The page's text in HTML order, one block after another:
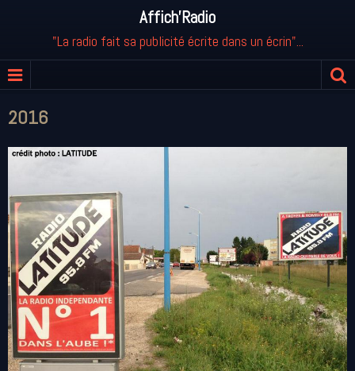
Affich'Radio
"La radio fait sa publicité écrite dans un écrin"...
2016